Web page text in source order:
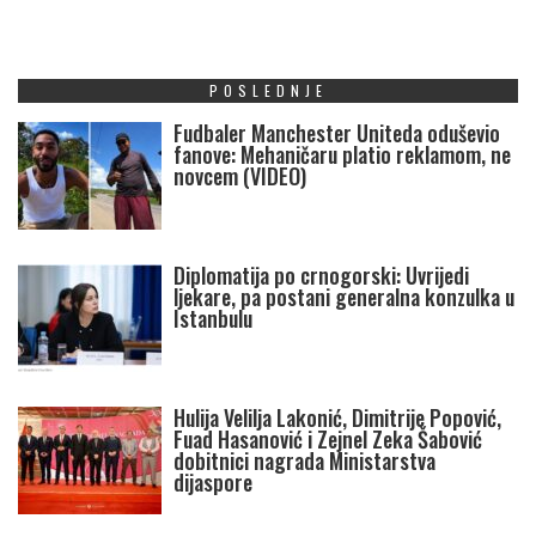
POSLEDNJE
Fudbaler Manchester Uniteda oduševio
fanove: Mehaničaru platio reklamom, ne
novcem (VIDEO)
Diplomatija po crnogorski: Uvrijedi
ljekare, pa postani generalna konzulka u
Istanbulu
Hulija Velilja Lakonić, Dimitrije Popović,
Fuad Hasanović i Zejnel Zeka Šabović
dobitnici nagrada Ministarstva
dijaspore